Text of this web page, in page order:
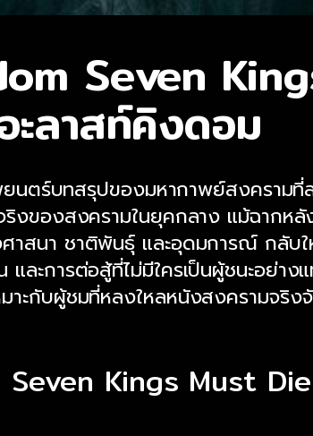
Seven
ลาสท์คิงดอม
ตร์บทสรุปของมหากาพย์สงครามที่
ของสงครามในยุคกลาง แม้ฉากหลั
าสนา ชาติพันธุ์ และอุดมการณ์ กลับ
ะการต่อสู้ที่ไม่มีใครเป็นผู้ชนะอย่าง
กับผู้ชมที่หลงใหลหนังสงครามจริงจั
Kings Must